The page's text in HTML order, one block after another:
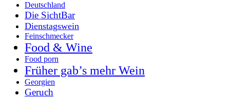
Deutschland
Die SichtBar
Dienstagswein
Feinschmecker
Food & Wine
Food porn
Früher gab’s mehr Wein
Georgien
Geruch